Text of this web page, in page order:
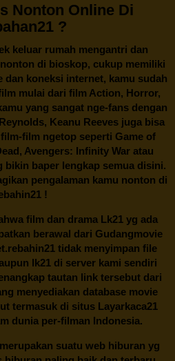
Nonton Online Di
?
keluar rumah mengantri dan
di bioskop, cukup memiliki
dan koneksi internet, kamu sudah
mulai dari film Action, Horror,
yang sangat nge-fans dengan
Keanu Reeves juga bisa
film ngetop seperti Game of
Avengers: Infinity War atau
bikin baper lengkap semua disini.
pengalaman kamu nonton di
!
film dan dramaLk21yg ada
berawal dari Gudangmovie
rebahin21 tidak menyimpan file
lk21 di server kami sendiri
tautan link tersebut dari
menyediakan database movie
termasuk di situs Layarkaca21
dunia per-filman Indonesia.
suatu web hiburan yg